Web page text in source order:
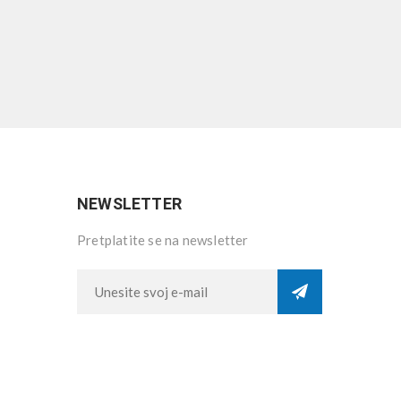
NEWSLETTER
Pretplatite se na newsletter